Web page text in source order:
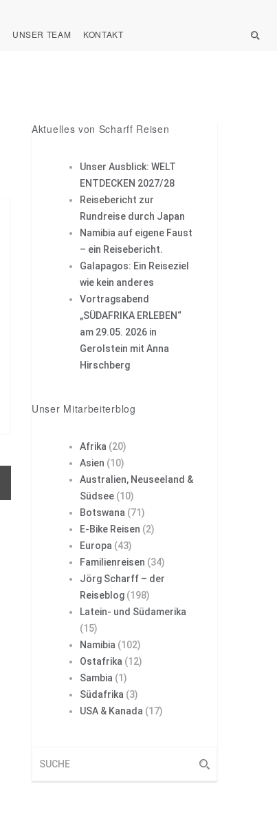
UNSER TEAM KONTAKT
Aktuelles von Scharff Reisen
Unser Ausblick: WELT
ENTDECKEN 2027/28
Reisebericht zur
Rundreise durch Japan
Namibia auf eigene Faust
– ein Reisebericht.
Galapagos: Ein Reiseziel
wie kein anderes
Vortragsabend
„SÜDAFRIKA ERLEBEN“
am 29.05. 2026 in
Gerolstein mit Anna
Hirschberg
Unser Mitarbeiterblog
Afrika (20)
Asien (10)
Australien, Neuseeland &
Südsee (10)
Botswana (71)
E-Bike Reisen (2)
Europa (43)
Familienreisen (34)
Jörg Scharff – der
Reiseblog (198)
Latein- und Südamerika
(15)
Namibia (102)
Ostafrika (12)
Sambia (1)
Südafrika (3)
USA & Kanada (17)